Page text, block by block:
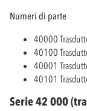
Numeri di parte
40000
40100
40001
40101
Serie 42 000